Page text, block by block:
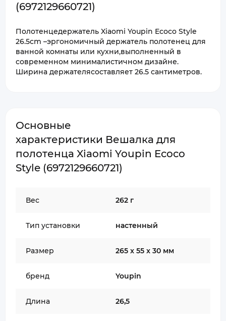
(6972129660721)
Полотенцедержатель Xiaomi Youpin Ecoco Style
26.5cm –эргономичный держатель полотенец для
ванной комнаты или кухни,выполненный в
современном минималистичном дизайне.
Ширина держателясоставляет 26.5 сантиметров.
Основные
характеристики Вешалка для
полотенца Xiaomi Youpin Ecoco
Style (6972129660721)
Вес 262 г
Тип установки настенный
Размер 265 x 55 x 30 мм
бренд Youpin
Длина 26,5